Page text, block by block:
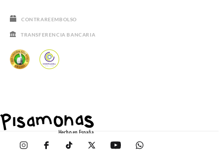
CONTRAREEMBOLSO
TRANSFERENCIA BANCARIA